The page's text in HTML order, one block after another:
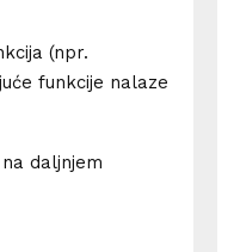
(npr.
funkcije nalaze
daljnjem